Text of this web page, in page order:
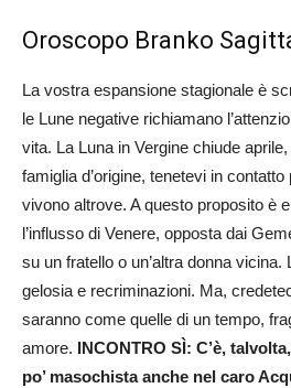
Oroscopo Branko
La vostra espansione stagionale è
le Lune negative richiamano
vita. La Luna in Vergine chiude
famiglia d’origine, tenetevi in
vivono altrove. A questo proposito è
l’influsso di Venere, opposta dai
su un fratello o un’altra donna
gelosia e recriminazioni. Ma,
saranno come quelle di un tempo,
amore. INCONTRO SÌ: C’è,
po’ masochista anche nel caro